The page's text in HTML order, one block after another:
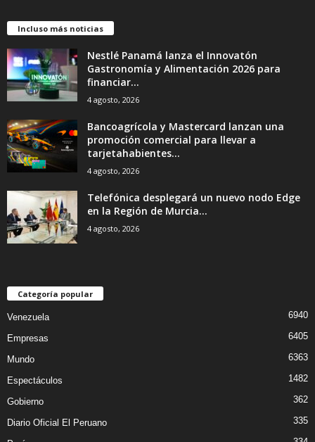
Incluso más noticias
Nestlé Panamá lanza el Innovatón
Gastronomía y Alimentación 2026 para
financiar...
4 agosto, 2026
Bancoagrícola y Mastercard lanzan una
promoción comercial para llevar a
tarjetahabientes...
4 agosto, 2026
Telefónica desplegará un nuevo nodo Edge
en la Región de Murcia...
4 agosto, 2026
Categoría popular
Venezuela 6940
Empresas 6405
Mundo 6363
Espectáculos 1482
Gobierno 362
Diario Oficial El Peruano 335